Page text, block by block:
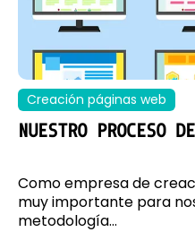
Creación páginas web
NUESTRO PROCESO
Como empresa de
muy importante para
metodología...